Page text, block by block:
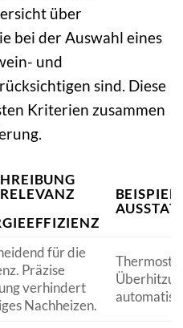
über
bei der Auswahl eines
und
sind. Diese
Kriterien zusammen
für die
Präzise
verhindert
Nachheizen.